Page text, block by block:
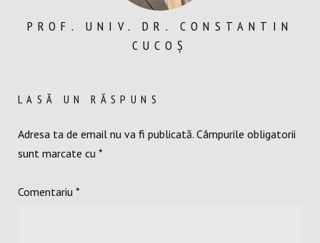
PROF. UNIV. DR. CONSTANTIN
CUCOȘ
LASĂ UN RĂSPUNS
Adresa ta de email nu va fi publicată. Câmpurile obligatorii
sunt marcate cu *
Comentariu *